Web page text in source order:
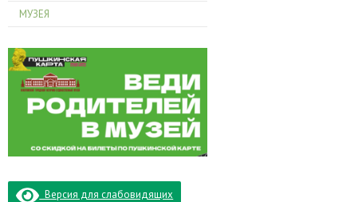
МУЗЕЯ
Версия для слабовидящих